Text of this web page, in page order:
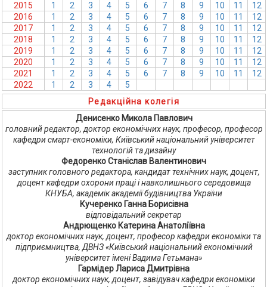
2015
1 2 3 4 5 6 7 8 9 10 11
12
2016
1 2 3 4 5 6 7 8 9 10 11
12
2017
1 2 3 4 5 6 7 8 9 10 11
12
2018
1 2 3 4 5 6 7 8 9 10 11
12
2019
1 2 3 4 5 6 7 8 9 10 11
12
2020
1 2 3 4 5 6 7 8 9 10 11
12
2021
1 2 3 4 5 6 7 8 9 10 11
12
2022
1 2 3 4 5
Редакційна колегія
Денисенко Микола Павлович
головний редактор, доктор економічних наук, професор, професор
кафедри смарт-економіки, Київський національний університет
технологій та дизайну
Федоренко Станіслав Валентинович
заступник головного редактора, кандидат технічних наук, доцент,
доцент кафедри охорони праці і навколишнього середовища
КНУБА, академік академії будівництва України
Кучеренко Ганна Борисівна
відповідальний секретар
Андрющенко Катерина Анатоліївна
доктор економічних наук, доцент, професор кафедри економіки та
підприємництва, ДВНЗ «Київський національний економічний
університет імені Вадима Гетьмана»
Гармідер Лариса Дмитрівна
доктор економічних наук, доцент, завідувач кафедри економіки